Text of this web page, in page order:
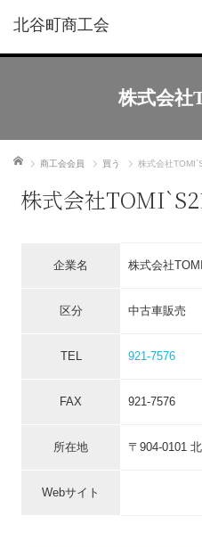
北谷町商工会
株式会社
ホーム 商工会会員 買う 株式会社
株式会社
企業名 株式会社
区分 中古車販売
TEL 921-7576
FAX 921-7576
所在地 〒904-0101
Webサイト